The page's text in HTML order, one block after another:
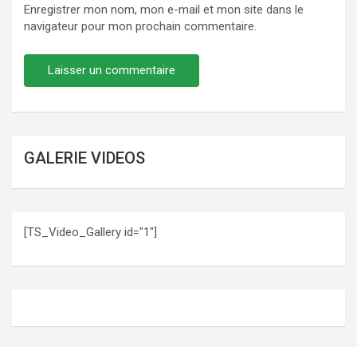
Enregistrer mon nom, mon e-mail et mon site dans le
navigateur pour mon prochain commentaire.
GALERIE VIDEOS
[TS_Video_Gallery id="1"]